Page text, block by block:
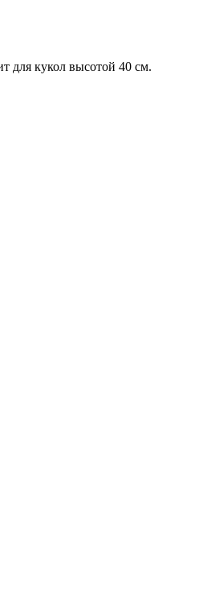
для кукол высотой 40 см.